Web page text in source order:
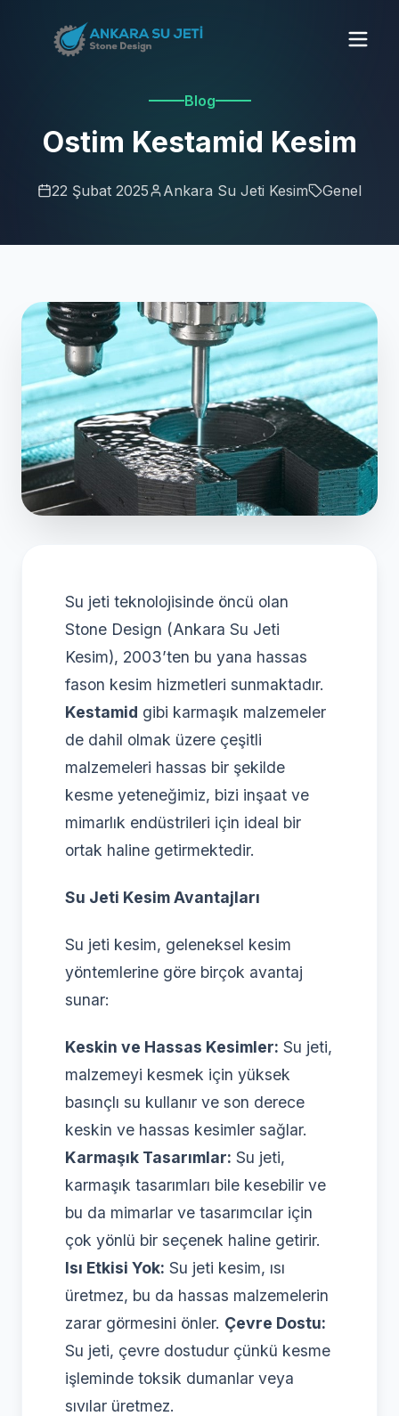
Blog
Ostim Kestamid Kesim
22 Şubat 2025 Ankara Su Jeti Kesim Genel
Su jeti teknolojisinde öncü olan
Stone Design (Ankara Su Jeti
Kesim), 2003’ten bu yana hassas
fason kesim hizmetleri sunmaktadır.
Kestamid gibi karmaşık malzemeler
de dahil olmak üzere çeşitli
malzemeleri hassas bir şekilde
kesme yeteneğimiz, bizi inşaat ve
mimarlık endüstrileri için ideal bir
ortak haline getirmektedir.
Su Jeti Kesim Avantajları
Su jeti kesim, geleneksel kesim
yöntemlerine göre birçok avantaj
sunar:
Keskin ve Hassas Kesimler: Su jeti,
malzemeyi kesmek için yüksek
basınçlı su kullanır ve son derece
keskin ve hassas kesimler sağlar.
Karmaşık Tasarımlar: Su jeti,
karmaşık tasarımları bile kesebilir ve
bu da mimarlar ve tasarımcılar için
çok yönlü bir seçenek haline getirir.
Isı Etkisi Yok: Su jeti kesim, ısı
üretmez, bu da hassas malzemelerin
zarar görmesini önler. Çevre Dostu:
Su jeti, çevre dostudur çünkü kesme
işleminde toksik dumanlar veya
sıvılar üretmez.